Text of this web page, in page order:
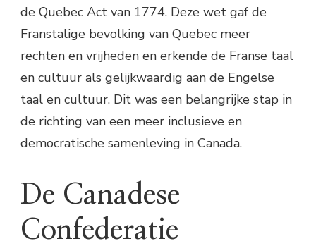
de Quebec Act van 1774. Deze wet gaf de
Franstalige bevolking van Quebec meer
rechten en vrijheden en erkende de Franse taal
en cultuur als gelijkwaardig aan de Engelse
taal en cultuur. Dit was een belangrijke stap in
de richting van een meer inclusieve en
democratische samenleving in Canada.
De Canadese
Confederatie